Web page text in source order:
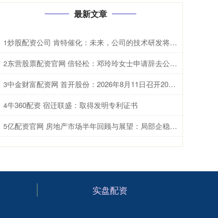
最新文章
1 炒股配资公司 肯特催化：未来，公司的技术研发将重点聚焦于现有生产工艺的优化迭代、全新产品开发以及前沿技术市场转化落地
2 东营股票配资官网 倍轻松：邓玲玲女士申请辞去公司董事会秘书职务
3 中金财富配资网 首开股份：2026年8月11日召开2026年第三次临时股东会
4牛360配资 宿迁联盛：取得发明专利证书
5 亿配资官网 房地产市场半年回顾与展望：局部企稳，结构分化
实盘配资